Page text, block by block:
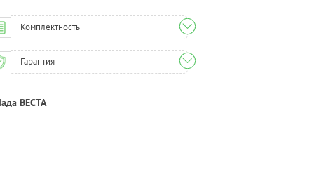
Комплектность
Гарантия
ВЕСТА